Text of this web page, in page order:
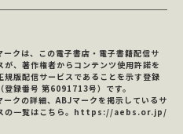
ークは、この電子書店・電子書籍配信サ
が、著作権者からコンテンツ使用許諾を
規版配信サービスであることを示す登録
登録番号 第6091713号）です。
ークの詳細、ABJマークを掲示しているサ
の一覧はこちら。 https://aebs.or.jp/